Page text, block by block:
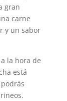
gran
carne
y un sabor
la hora de
está